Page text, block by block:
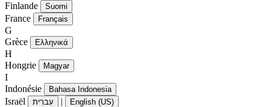
Finlande
Suomi
France Français
G
Grèce
Ελληνικά
H
Hongrie
Magyar
I
Indonésie
Bahasa Indonesia
Israël עִברִית | English (US)